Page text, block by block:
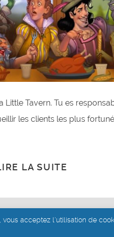
Tavern. Tu es
les clients les plus
LA SUITE
vous acceptez l'utilisation de